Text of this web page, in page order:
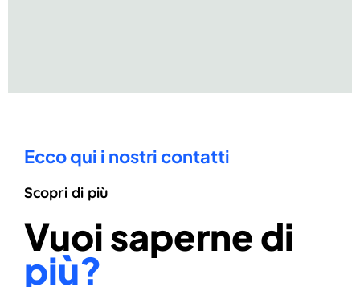
Ecco qui i nostri contatti
Scopri di più
Vuoi saperne di
più?